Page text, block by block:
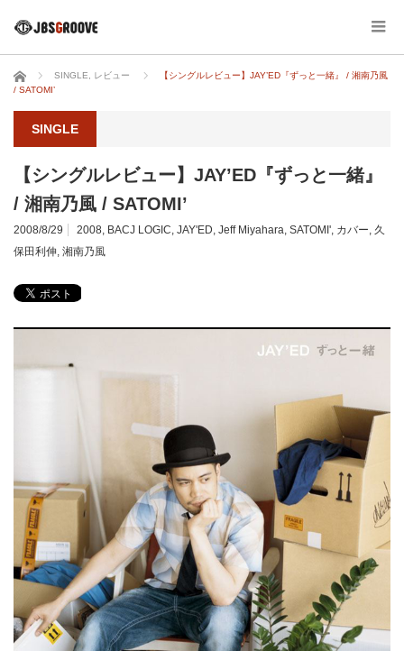
ホーム SINGLE レビュー
【シングルレビュー】JAY’ED『ずっと一緒』 / 湘南乃風
/ SATOMI’
SINGLE
【シングルレビュー】JAY’ED『ずっと一緒』
/ 湘南乃風 / SATOMI’
2008/8/29 2008, BACJ LOGIC, JAY'ED, Jeff Miyahara, SATOMI', カバー, 久
保田利伸, 湘南乃風